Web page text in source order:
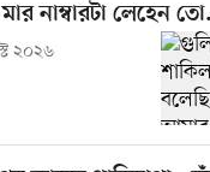
নাম্বারটা লেহেন
২০২৬